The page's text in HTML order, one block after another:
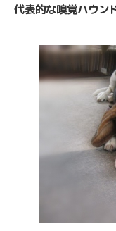
代表的な嗅覚ハウン